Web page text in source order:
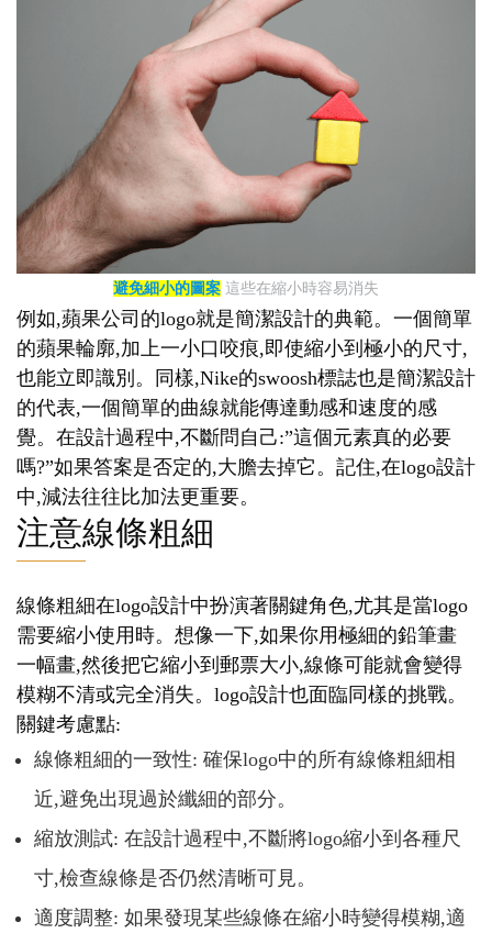
避免細小的圖案 這些在縮小時容易消失
例如,蘋果公司的logo就是簡潔設計的典範。一個簡單
的蘋果輪廓,加上一小口咬痕,即使縮小到極小的尺寸,
也能立即識別。同樣,Nike的swoosh標誌也是簡潔設計
的代表,一個簡單的曲線就能傳達動感和速度的感
覺。在設計過程中,不斷問自己:”這個元素真的必要
嗎?”如果答案是否定的,大膽去掉它。記住,在logo設計
中,減法往往比加法更重要。
注意線條粗細
線條粗細在logo設計中扮演著關鍵角色,尤其是當logo
需要縮小使用時。想像一下,如果你用極細的鉛筆畫
一幅畫,然後把它縮小到郵票大小,線條可能就會變得
模糊不清或完全消失。logo設計也面臨同樣的挑戰。
關鍵考慮點:
線條粗細的一致性: 確保logo中的所有線條粗細相
近,避免出現過於纖細的部分。
縮放測試: 在設計過程中,不斷將logo縮小到各種尺
寸,檢查線條是否仍然清晰可見。
適度調整: 如果發現某些線條在縮小時變得模糊,適